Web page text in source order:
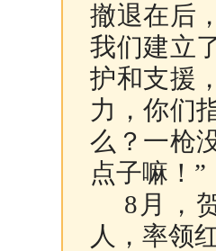
撤退在后
我们建立
护和支援
力，你们
么？一枪
点子嘛！”
8月，贺
人，率领